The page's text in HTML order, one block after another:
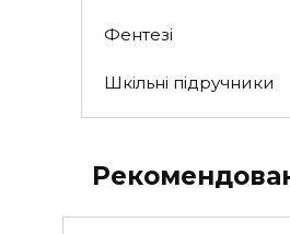
Фентезі
Шкільні підручники